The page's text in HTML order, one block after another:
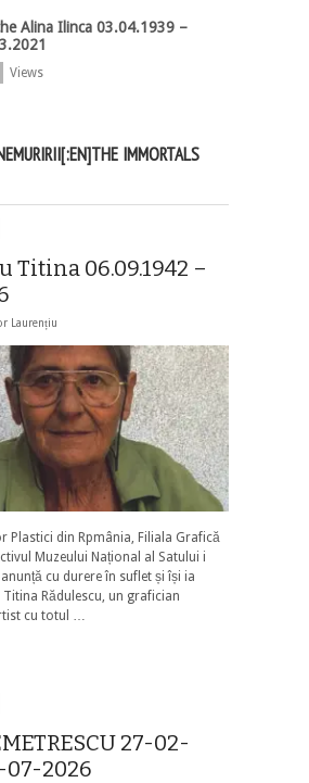
Alina Ilinca 03.04.1939 –
Views
IMMORTALS
Titina 06.09.1942 –
Laurențiu
Plastici din Rpmânia, Filiala Grafică
Muzeului Național al Satului i
anunță cu durere în suflet și își ia
Rădulescu, un grafician
cu totul …
27-02-
07-2026